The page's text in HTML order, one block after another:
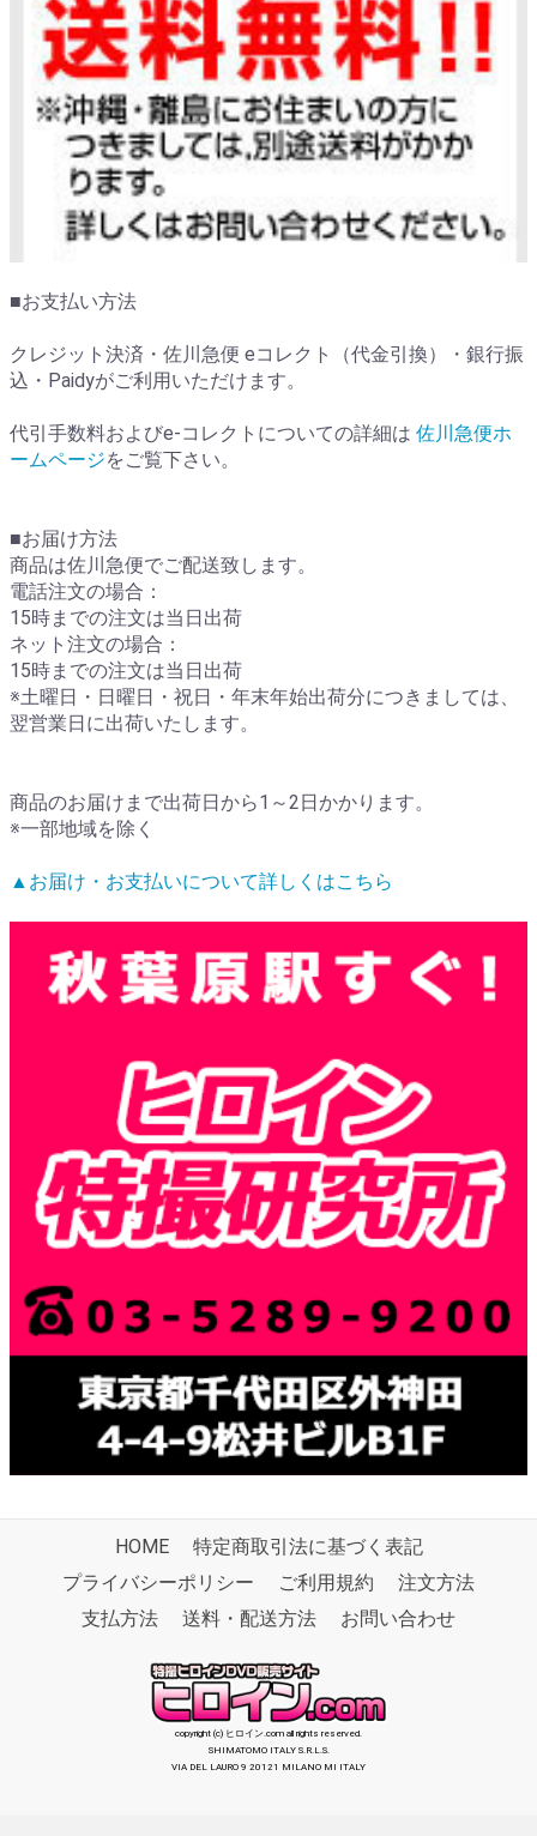
■お支払い方法
クレジット決済・佐川急便 eコレクト（代金引換）・銀行振
込・Paidyがご利用いただけます。
代引手数料およびe-コレクトについての詳細は 佐川急便ホ
ームページをご覧下さい。
■お届け方法
商品は佐川急便でご配送致します。
電話注文の場合：
15時までの注文は当日出荷
ネット注文の場合：
15時までの注文は当日出荷
※土曜日・日曜日・祝日・年末年始出荷分につきましては、
翌営業日に出荷いたします。
商品のお届けまで出荷日から1～2日かかります。
※一部地域を除く
▲お届け・お支払いについて詳しくはこちら
HOME
特定商取引法に基づく表記
プライバシーポリシー
ご利用規約
注文方法
支払方法
送料・配送方法 お問い合わせ
copyright (c) ヒロイン.com all rights reserved.
SHIMATOMO ITALY S.R.L.S.
VIA DEL LAURO 9 20121 MILANO MI ITALY